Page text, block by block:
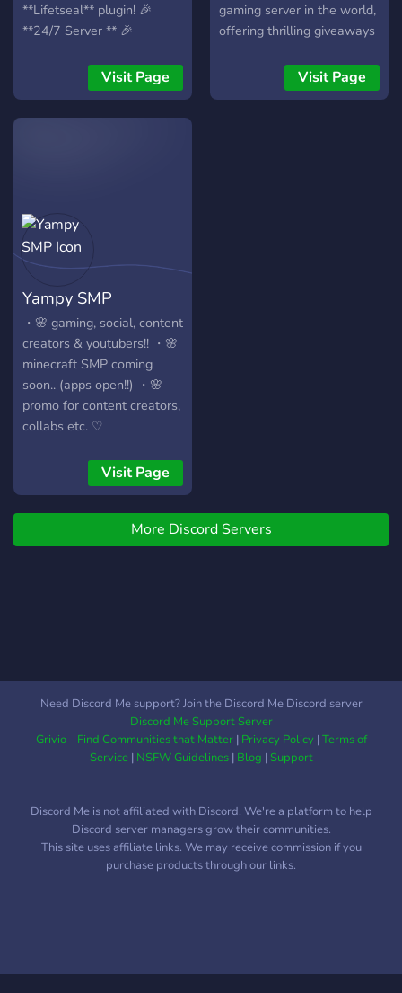
**Lifetseal** plugin! 🎉
**24/7 Server ** 🎉
**Events**, and **AFK
rewards**! 🎉 A place for
**gamers, creators, and
Visit Page
gaming server in the world,
offering thrilling giveaways
regularly. Join a vibrant
community of gamers
Visit Page
Yampy SMP
・🌸 gaming, social, content
creators & youtubers!! ・🌸
minecraft SMP coming
soon.. (apps open!!) ・🌸
promo for content creators,
collabs etc. ♡
Visit Page
More Discord Servers
Need Discord Me support? Join the Discord Me Discord server
Discord Me Support Server
Grivio - Find Communities that Matter| Privacy Policy|Terms of
Service| NSFW Guidelines| Blog |Support
Discord Me is not affiliated with Discord. We're a platform to help
Discord server managers grow their communities.
This site uses affiliate links. We may receive commission if you
purchase products through our links.